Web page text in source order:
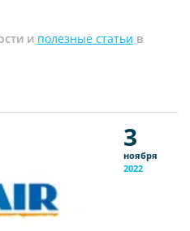
и полезные статьи в
3
ноября
2022